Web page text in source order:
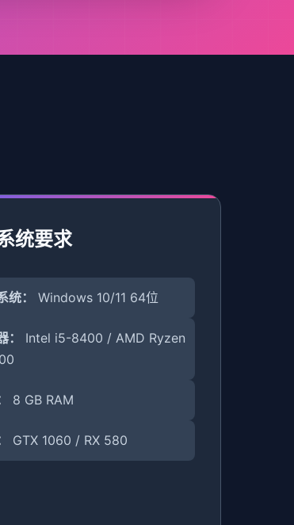
统要求
统： Windows 10/11 64位
：
Intel i5-8400 / AMD Ryzen
8 GB RAM
GTX 1060 / RX 580